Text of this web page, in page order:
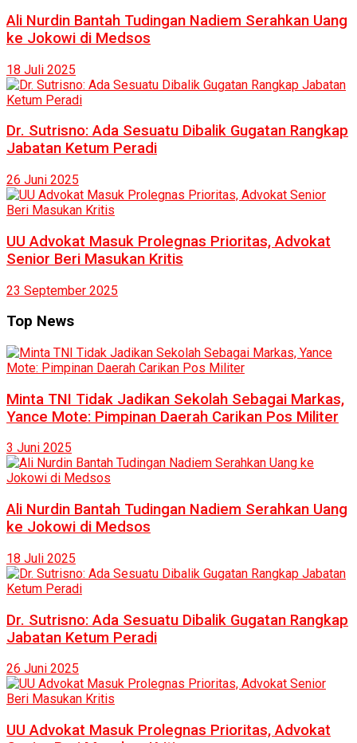
Ali Nurdin Bantah Tudingan Nadiem Serahkan Uang
ke Jokowi di Medsos
18 Juli 2025
Dr. Sutrisno: Ada Sesuatu Dibalik Gugatan Rangkap
Jabatan Ketum Peradi
26 Juni 2025
UU Advokat Masuk Prolegnas Prioritas, Advokat
Senior Beri Masukan Kritis
23 September 2025
Top News
Minta TNI Tidak Jadikan Sekolah Sebagai Markas,
Yance Mote: Pimpinan Daerah Carikan Pos Militer
3 Juni 2025
Ali Nurdin Bantah Tudingan Nadiem Serahkan Uang
ke Jokowi di Medsos
18 Juli 2025
Dr. Sutrisno: Ada Sesuatu Dibalik Gugatan Rangkap
Jabatan Ketum Peradi
26 Juni 2025
UU Advokat Masuk Prolegnas Prioritas, Advokat